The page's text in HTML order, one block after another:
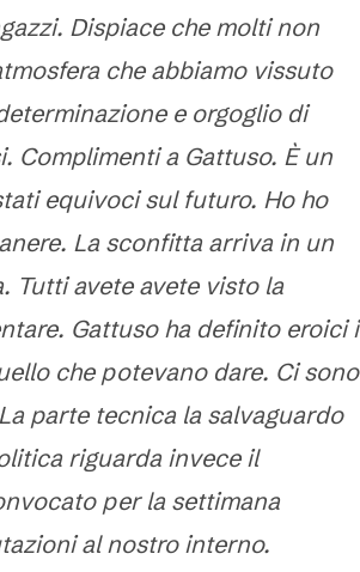
Dispiace che molti non
che abbiamo vissuto
e orgoglio di
Complimenti a Gattuso. È un
equivoci sul futuro. Ho ho
La sconfitta arriva in un
Tutti avete avete visto la
Gattuso ha definito eroici i
che potevano dare. Ci sono
parte tecnica la salvaguardo
riguarda invece il
per la settimana
al nostro interno.